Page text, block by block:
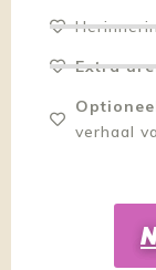
Extra
verhaal